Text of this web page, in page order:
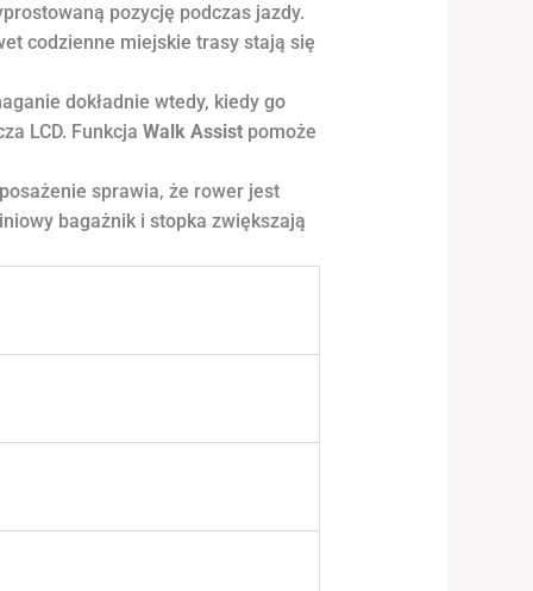
pozycję podczas jazdy.
codzienne miejskie trasy stają się
dokładnie wtedy, kiedy go
LCD. Funkcja Walk Assistpomoże
sprawia, że rower jest
bagażnik i stopka zwiększają